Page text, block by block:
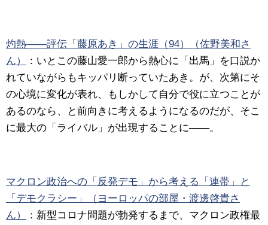
灼熱――評伝「藤原あき」の生涯（94）（佐野美和さ
ん）
：いとこの藤山愛一郎から熱心に「出馬」を口説か
れていながらもキッパリ断っていたあき。が、次第にそ
の心境に変化が表れ、もしかして自分で役に立つことが
あるのなら、と前向きに考えるようになるのだが、そこ
に最大の「ライバル」が出現することに――。
マクロン政治への「反発デモ」から考える「連帯」と
「デモクラシー」（ヨーロッパの部屋・渡邊啓貴さ
ん）
：新型コロナ問題が勃発するまで、マクロン政権最